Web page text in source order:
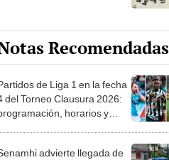
Recomendadas
de Liga 1 en la fecha
del Torneo Clausura 2026:
horarios y
advierte llegada de